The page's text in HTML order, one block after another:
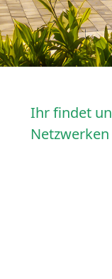
Ihr findet
Netzwerken